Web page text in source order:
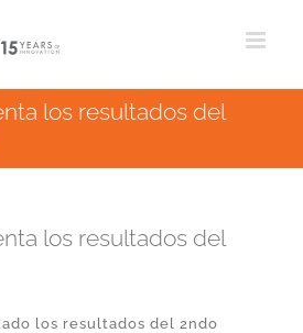
los resultados del
los resultados del
los resultados del 2ndo